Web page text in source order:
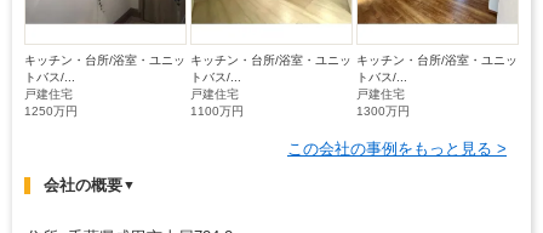
キッチン・台所/浴室・ユニッ
トバス/...
戸建住宅
1250万円
キッチン・台所/浴室・ユニッ
トバス/...
戸建住宅
1100万円
キッチン・台所/浴室・ユニッ
トバス/...
戸建住宅
1300万円
この会社の事例をもっと見る >
会社の概要▼